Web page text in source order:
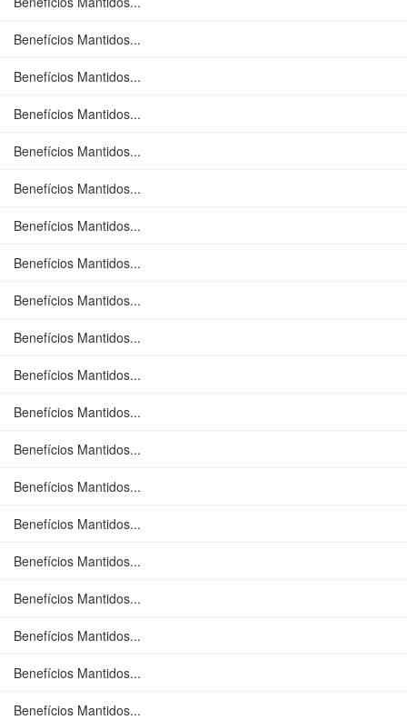
Benefícios Mantidos...
Benefícios Mantidos...
Benefícios Mantidos...
Benefícios Mantidos...
Benefícios Mantidos...
Benefícios Mantidos...
Benefícios Mantidos...
Benefícios Mantidos...
Benefícios Mantidos...
Benefícios Mantidos...
Benefícios Mantidos...
Benefícios Mantidos...
Benefícios Mantidos...
Benefícios Mantidos...
Benefícios Mantidos...
Benefícios Mantidos...
Benefícios Mantidos...
Benefícios Mantidos...
Benefícios Mantidos...